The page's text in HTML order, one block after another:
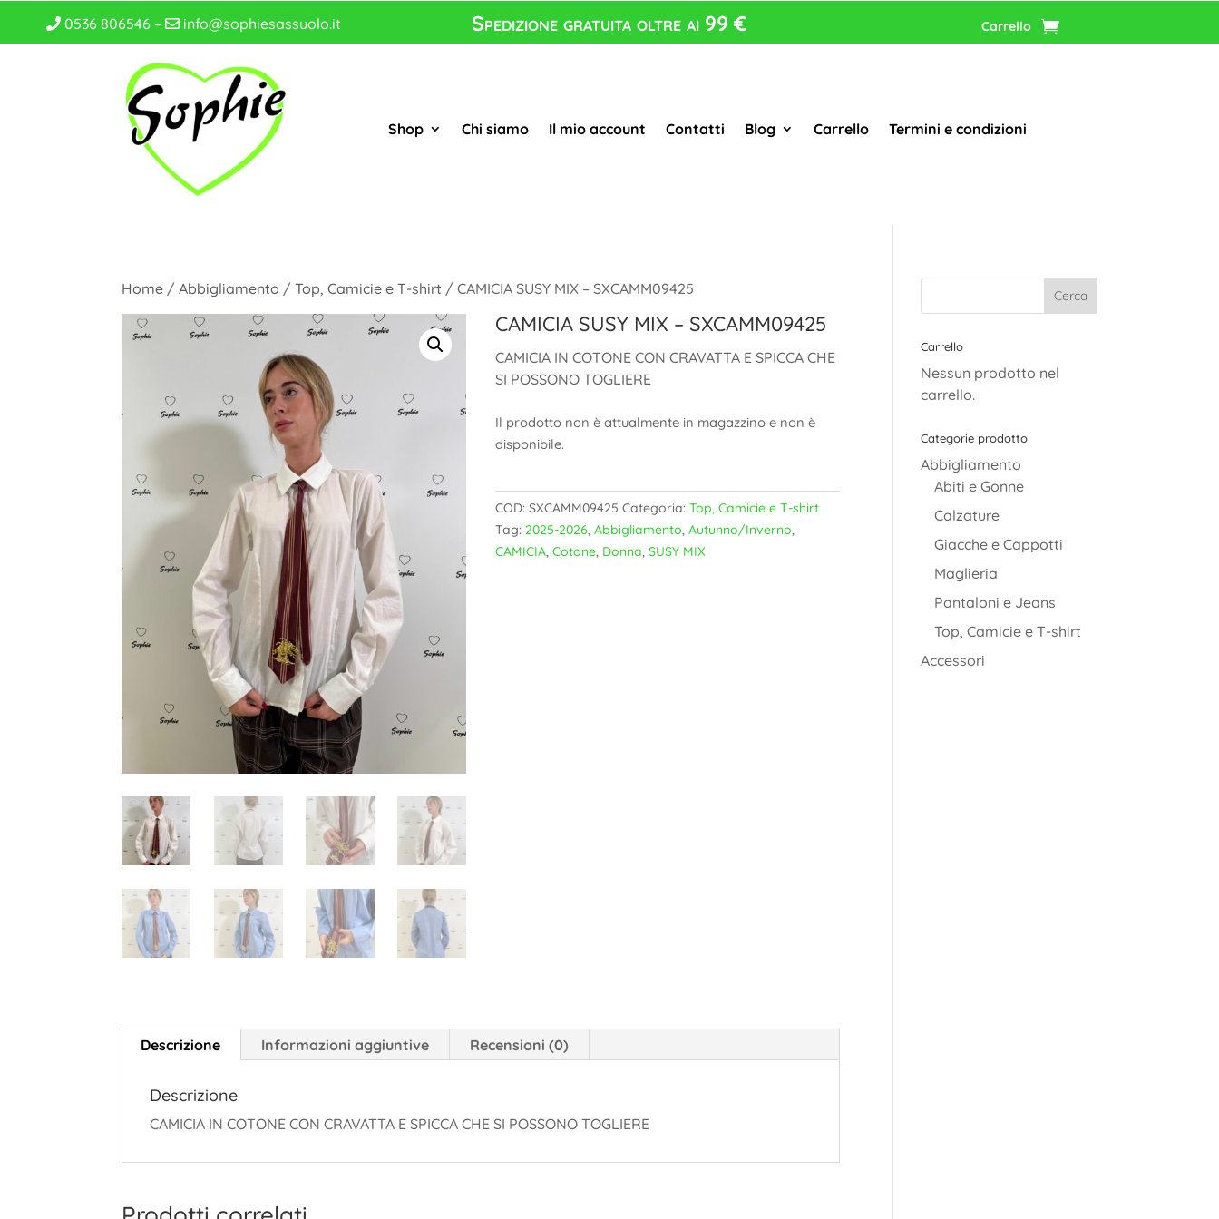
0536 806546 – info@sophiesassuolo.it Spedizione gratuita oltre ai 99 € Carrello
Shop Chi siamo Il mio account Contatti Blog Carrello Termini e condizioni
Home /Abbigliamento /Top, Camicie e T-shirt / CAMICIA SUSY MIX – SXCAMM09425
CAMICIA SUSY MIX – SXCAMM09425
CAMICIA IN COTONE CON CRAVATTA E SPICCA CHE
SI POSSONO TOGLIERE
Il prodotto non è attualmente in magazzino e non è
disponibile.
COD:SXCAMM09425 Categoria:Top, Camicie e T-shirt
Tag: 2025-2026,Abbigliamento,Autunno/Inverno,
CAMICIA,Cotone, Donna,SUSY MIX
Descrizione Informazioni aggiuntive Recensioni (0)
Descrizione
CAMICIA IN COTONE CON CRAVATTA E SPICCA CHE SI POSSONO TOGLIERE
Carrello
Nessun prodotto nel
carrello.
Categorie prodotto
Abbigliamento
Abiti e Gonne
Calzature
Giacche e Cappotti
Maglieria
Pantaloni e Jeans
Top, Camicie e T-shirt
Accessori